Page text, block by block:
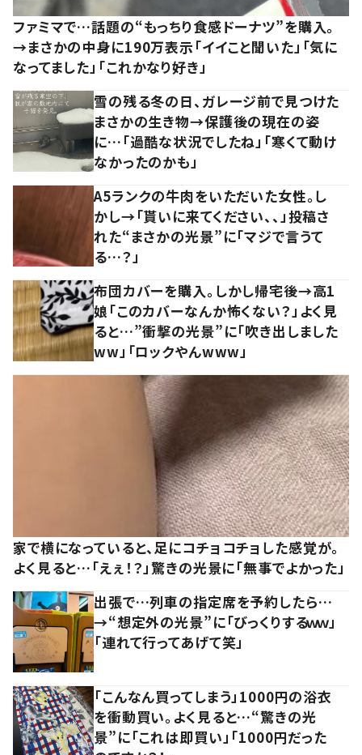
ファミマで…話題の“もっちり食感ドーナツ”を購入。
→まさかの中身に190万表示「イイこと聞いた」「気に
なってました」「これかなり好き」
雪の残る冬の日、ガレージ前で見つけた
まさかの生き物→保護後の現在の姿
に…「過酷な状況でしたね」「寒くて動け
なかったのかも」
A5ランクの牛肉をいただいた女性。し
かし→「貰いに来てください、、」投稿さ
れた“まさかの光景”に「マジで言うて
る…？」
布団カバーを購入。しかし帰宅後→高1
娘「このカバーなんか怖くない？」よく見
ると…”衝撃の光景”に「吹き出しました
ww」「ロックやんwww」
家で横になっていると、足にコチョコチョした感覚が。
よく見ると…「えぇ！？」驚きの光景に「無事でよかった」
出張で…列車の指定席を予約したら…
→“想定外の光景”に「びっくりするｗｗ」
「連れて行ってあげて笑」
「こんなん買ってしまう」1000円の浴衣
を衝動買い。よく見ると…“驚きの光
景”に「これは即買い」「1000円だった